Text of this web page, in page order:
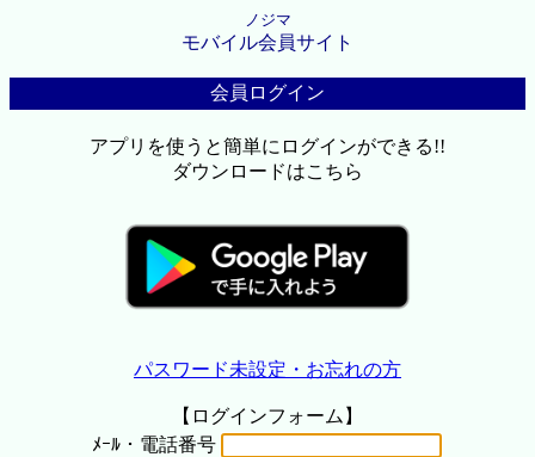
ノジマ
モバイル会員サイト
会員ログイン
アプリを使うと簡単にログインができる!!
ダウンロードはこちら
パスワード未設定・お忘れの方
【ログインフォーム】
ﾒｰﾙ・電話番号